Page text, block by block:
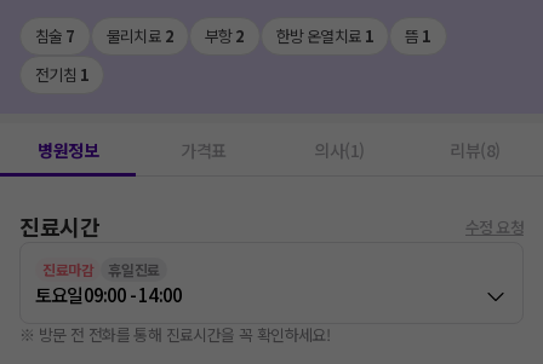
침술 7 물리치료 2 부항2 한방 온열치료 1 뜸 1
전기침 1
병원정보 가격표 의사(1) 리뷰(8)
진료시간 수정 요청
진료마감 휴일진료
토요일09:00 - 14:00
※ 방문 전 전화를 통해 진료시간을 꼭 확인하세요!